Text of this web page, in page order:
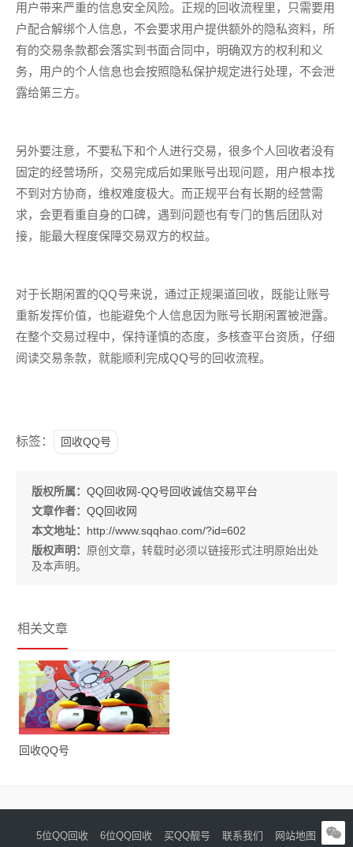
用户带来严重的信息安全风险。正规的回收流程里，只需要用
户配合解绑个人信息，不会要求用户提供额外的隐私资料，所
有的交易条款都会落实到书面合同中，明确双方的权利和义
务，用户的个人信息也会按照隐私保护规定进行处理，不会泄
露给第三方。
另外要注意，不要私下和个人进行交易，很多个人回收者没有
固定的经营场所，交易完成后如果账号出现问题，用户根本找
不到对方协商，维权难度极大。而正规平台有长期的经营需
求，会更看重自身的口碑，遇到问题也有专门的售后团队对
接，能最大程度保障交易双方的权益。
对于长期闲置的QQ号来说，通过正规渠道回收，既能让账号
重新发挥价值，也能避免个人信息因为账号长期闲置被泄露。
在整个交易过程中，保持谨慎的态度，多核查平台资质，仔细
阅读交易条款，就能顺利完成QQ号的回收流程。
标签： 回收QQ号
版权所属： QQ回收网-QQ号回收诚信交易平台
文章作者： QQ回收网
本文地址： http://www.sqqhao.com/?id=602
版权声明： 原创文章，转载时必须以链接形式注明原始出处
及本声明。
相关文章
回收QQ号
5位QQ回收 6位QQ回收 买QQ靓号 联系我们 网站地图